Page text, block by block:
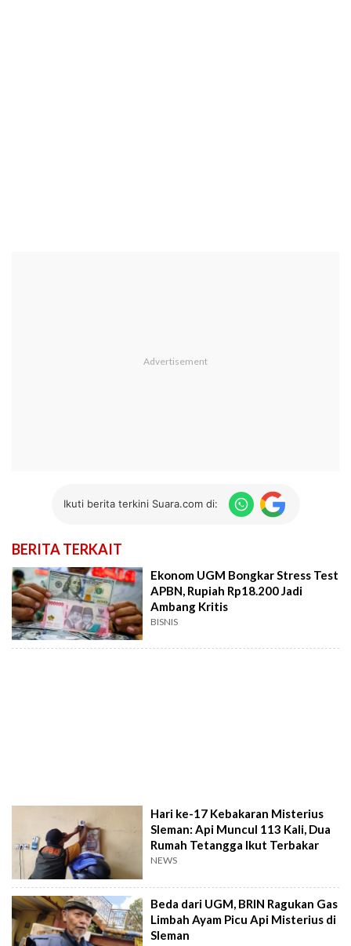
Ikuti berita terkini Suara.com di:
BERITA TERKAIT
Ekonom UGM Bongkar Stress Test
APBN, Rupiah Rp18.200 Jadi
Ambang Kritis
BISNIS
Hari ke-17 Kebakaran Misterius
Sleman: Api Muncul 113 Kali, Dua
Rumah Tetangga Ikut Terbakar
NEWS
Beda dari UGM, BRIN Ragukan Gas
Limbah Ayam Picu Api Misterius di
Sleman